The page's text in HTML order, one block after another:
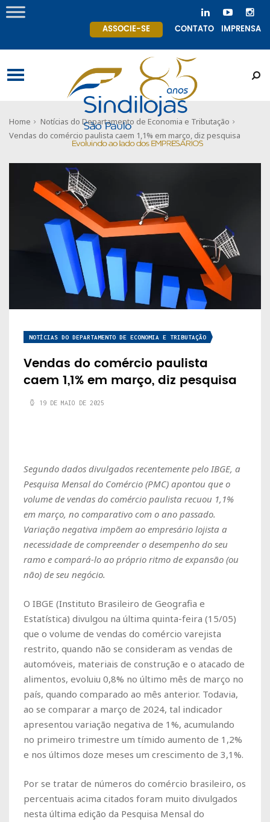
ASSOCIE-SE CONTATO IMPRENSA
Home
Notícias do Departamento de Economia e Tributação
Vendas do comércio paulista caem 1,1% em março, diz pesquisa
NOTÍCIAS DO DEPARTAMENTO DE ECONOMIA E TRIBUTAÇÃO
Vendas do comércio paulista
caem 1,1% em março, diz pesquisa
19 DE MAIO DE 2025
Segundo dados divulgados recentemente pelo IBGE, a
Pesquisa Mensal do Comércio (PMC) apontou que o
volume de vendas do comércio paulista recuou 1,1%
em março, no comparativo com o ano passado.
Variação negativa impõem ao empresário lojista a
necessidade de compreender o desempenho do seu
ramo e compará-lo ao próprio ritmo de expansão (ou
não) de seu negócio.
O IBGE (Instituto Brasileiro de Geografia e
Estatística) divulgou na última quinta-feira (15/05)
que o volume de vendas do comércio varejista
restrito, quando não se consideram as vendas de
automóveis, materiais de construção e o atacado de
alimentos, evoluiu 0,8% no último mês de março no
país, quando comparado ao mês anterior. Todavia,
ao se comparar a março de 2024, tal indicador
apresentou variação negativa de 1%, acumulando
no primeiro trimestre um tímido aumento de 1,2%
e nos últimos doze meses um crescimento de 3,1%.
Por se tratar de números do comércio brasileiro, os
percentuais acima citados foram muito divulgados
nesta última edição da Pesquisa Mensal do